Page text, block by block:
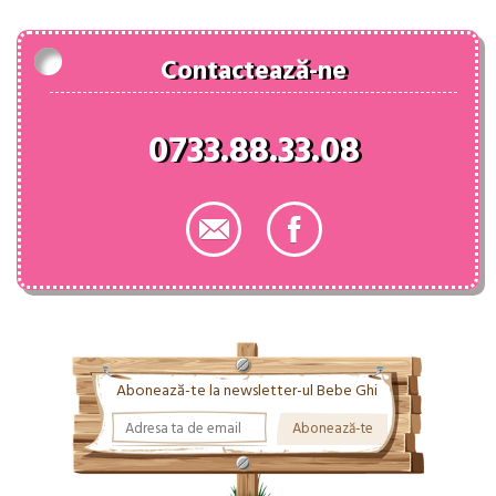
Contactează-ne
0733.88.33.08
Abonează-te la newsletter-ul Bebe Ghi